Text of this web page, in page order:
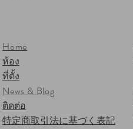
Home
ห้อง
ที่ตั้ง
News & Blog
ติดต่อ
特定商取引法に基づく表記